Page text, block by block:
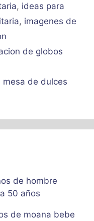
, ideas para
, imagenes de
de globos
mesa de dulces
de hombre
50 años
de moana bebe